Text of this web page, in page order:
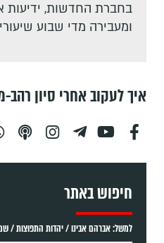
בחברת החדשות, ידיעות
ומעבירה מדי שבוע
איך לעקוב אחרי סיון
חיפוש באתר
למשל: אברהם אבינו / יהדות התפוצות /